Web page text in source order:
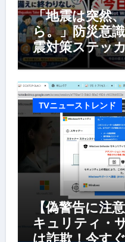
「地震は突然
ら。」防災意
震対策ステッ
TVニューストレンド
【偽警告に注
キュリティ・
は詐欺！今す